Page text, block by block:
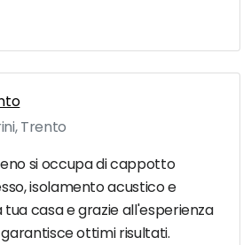
Trento
si occupa di cappotto
isolamento acustico e
casa e grazie all'esperienza
ottimi risultati.